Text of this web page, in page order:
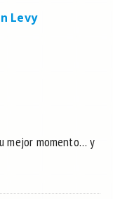
Levy
mejor momento… y